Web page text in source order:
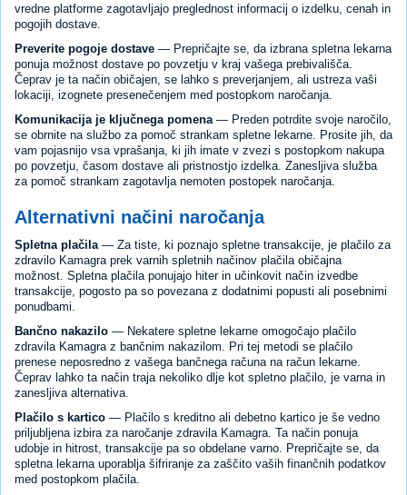
vredne platforme zagotavljajo preglednost informacij o izdelku, cenah in
pogojih dostave.
Preverite pogoje dostave — Prepričajte se, da izbrana spletna lekarna
ponuja možnost dostave po povzetju v kraj vašega prebivališča.
Čeprav je ta način običajen, se lahko s preverjanjem, ali ustreza vaši
lokaciji, izognete presenečenjem med postopkom naročanja.
Komunikacija je ključnega pomena — Preden potrdite svoje naročilo,
se obrnite na službo za pomoč strankam spletne lekarne. Prosite jih, da
vam pojasnijo vsa vprašanja, ki jih imate v zvezi s postopkom nakupa
po povzetju, časom dostave ali pristnostjo izdelka. Zanesljiva služba
za pomoč strankam zagotavlja nemoten postopek naročanja.
Alternativni načini naročanja
Spletna plačila — Za tiste, ki poznajo spletne transakcije, je plačilo za
zdravilo Kamagra prek varnih spletnih načinov plačila običajna
možnost. Spletna plačila ponujajo hiter in učinkovit način izvedbe
transakcije, pogosto pa so povezana z dodatnimi popusti ali posebnimi
ponudbami.
Bančno nakazilo — Nekatere spletne lekarne omogočajo plačilo
zdravila Kamagra z bančnim nakazilom. Pri tej metodi se plačilo
prenese neposredno z vašega bančnega računa na račun lekarne.
Čeprav lahko ta način traja nekoliko dlje kot spletno plačilo, je varna in
zanesljiva alternativa.
Plačilo s kartico — Plačilo s kreditno ali debetno kartico je še vedno
priljubljena izbira za naročanje zdravila Kamagra. Ta način ponuja
udobje in hitrost, transakcije pa so obdelane varno. Prepričajte se, da
spletna lekarna uporablja šifriranje za zaščito vaših finančnih podatkov
med postopkom plačila.